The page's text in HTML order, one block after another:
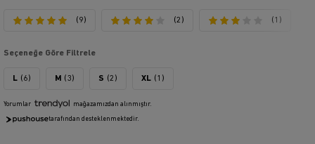
(9) (2) (1)
Seçeneğe Göre Filtrele
L (6) M (3) S (2) XL (1)
Yorumlar mağazamızdan alınmıştır.
tarafından desteklenmektedir.